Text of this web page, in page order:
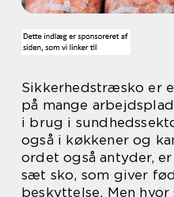
Sikkerhedstræsko er
på mange
i brug i
også i køkkener og
ordet også antyder,
sæt sko, som giver
beskyttelse. Men